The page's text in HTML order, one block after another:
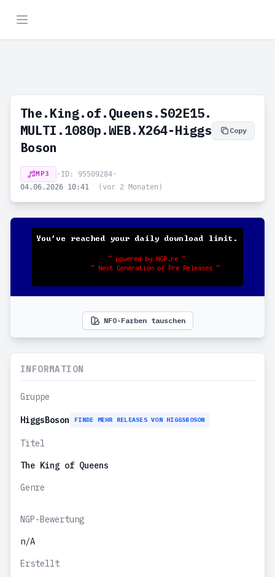
The.King.of.Queens.S02E15.
MULTI.1080p.WEB.X264-Higgs
Boson
Copy
MP3 • ID: 95509284•
04.06.2026 10:41
(vor 2 Monaten)
NFO-Farben tauschen
INFORMATION
Gruppe
HiggsBoson FINDE MEHR RELEASES VON HIGGSBOSON
Titel
The King of Queens
Genre
NGP-Bewertung
n/A
Erstellt